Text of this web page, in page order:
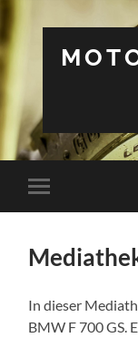
Mobile-
Menü
In dieser
BMW F 700 GS.